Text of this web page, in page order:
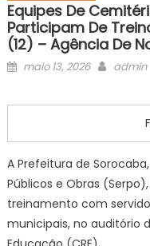
Equipes De
Participam De
(12) – Agência De
Posted
maio 13, 2026 Author
admin
A Prefeitura de
Públicos e Obras
treinamento com
municipais, no auditório